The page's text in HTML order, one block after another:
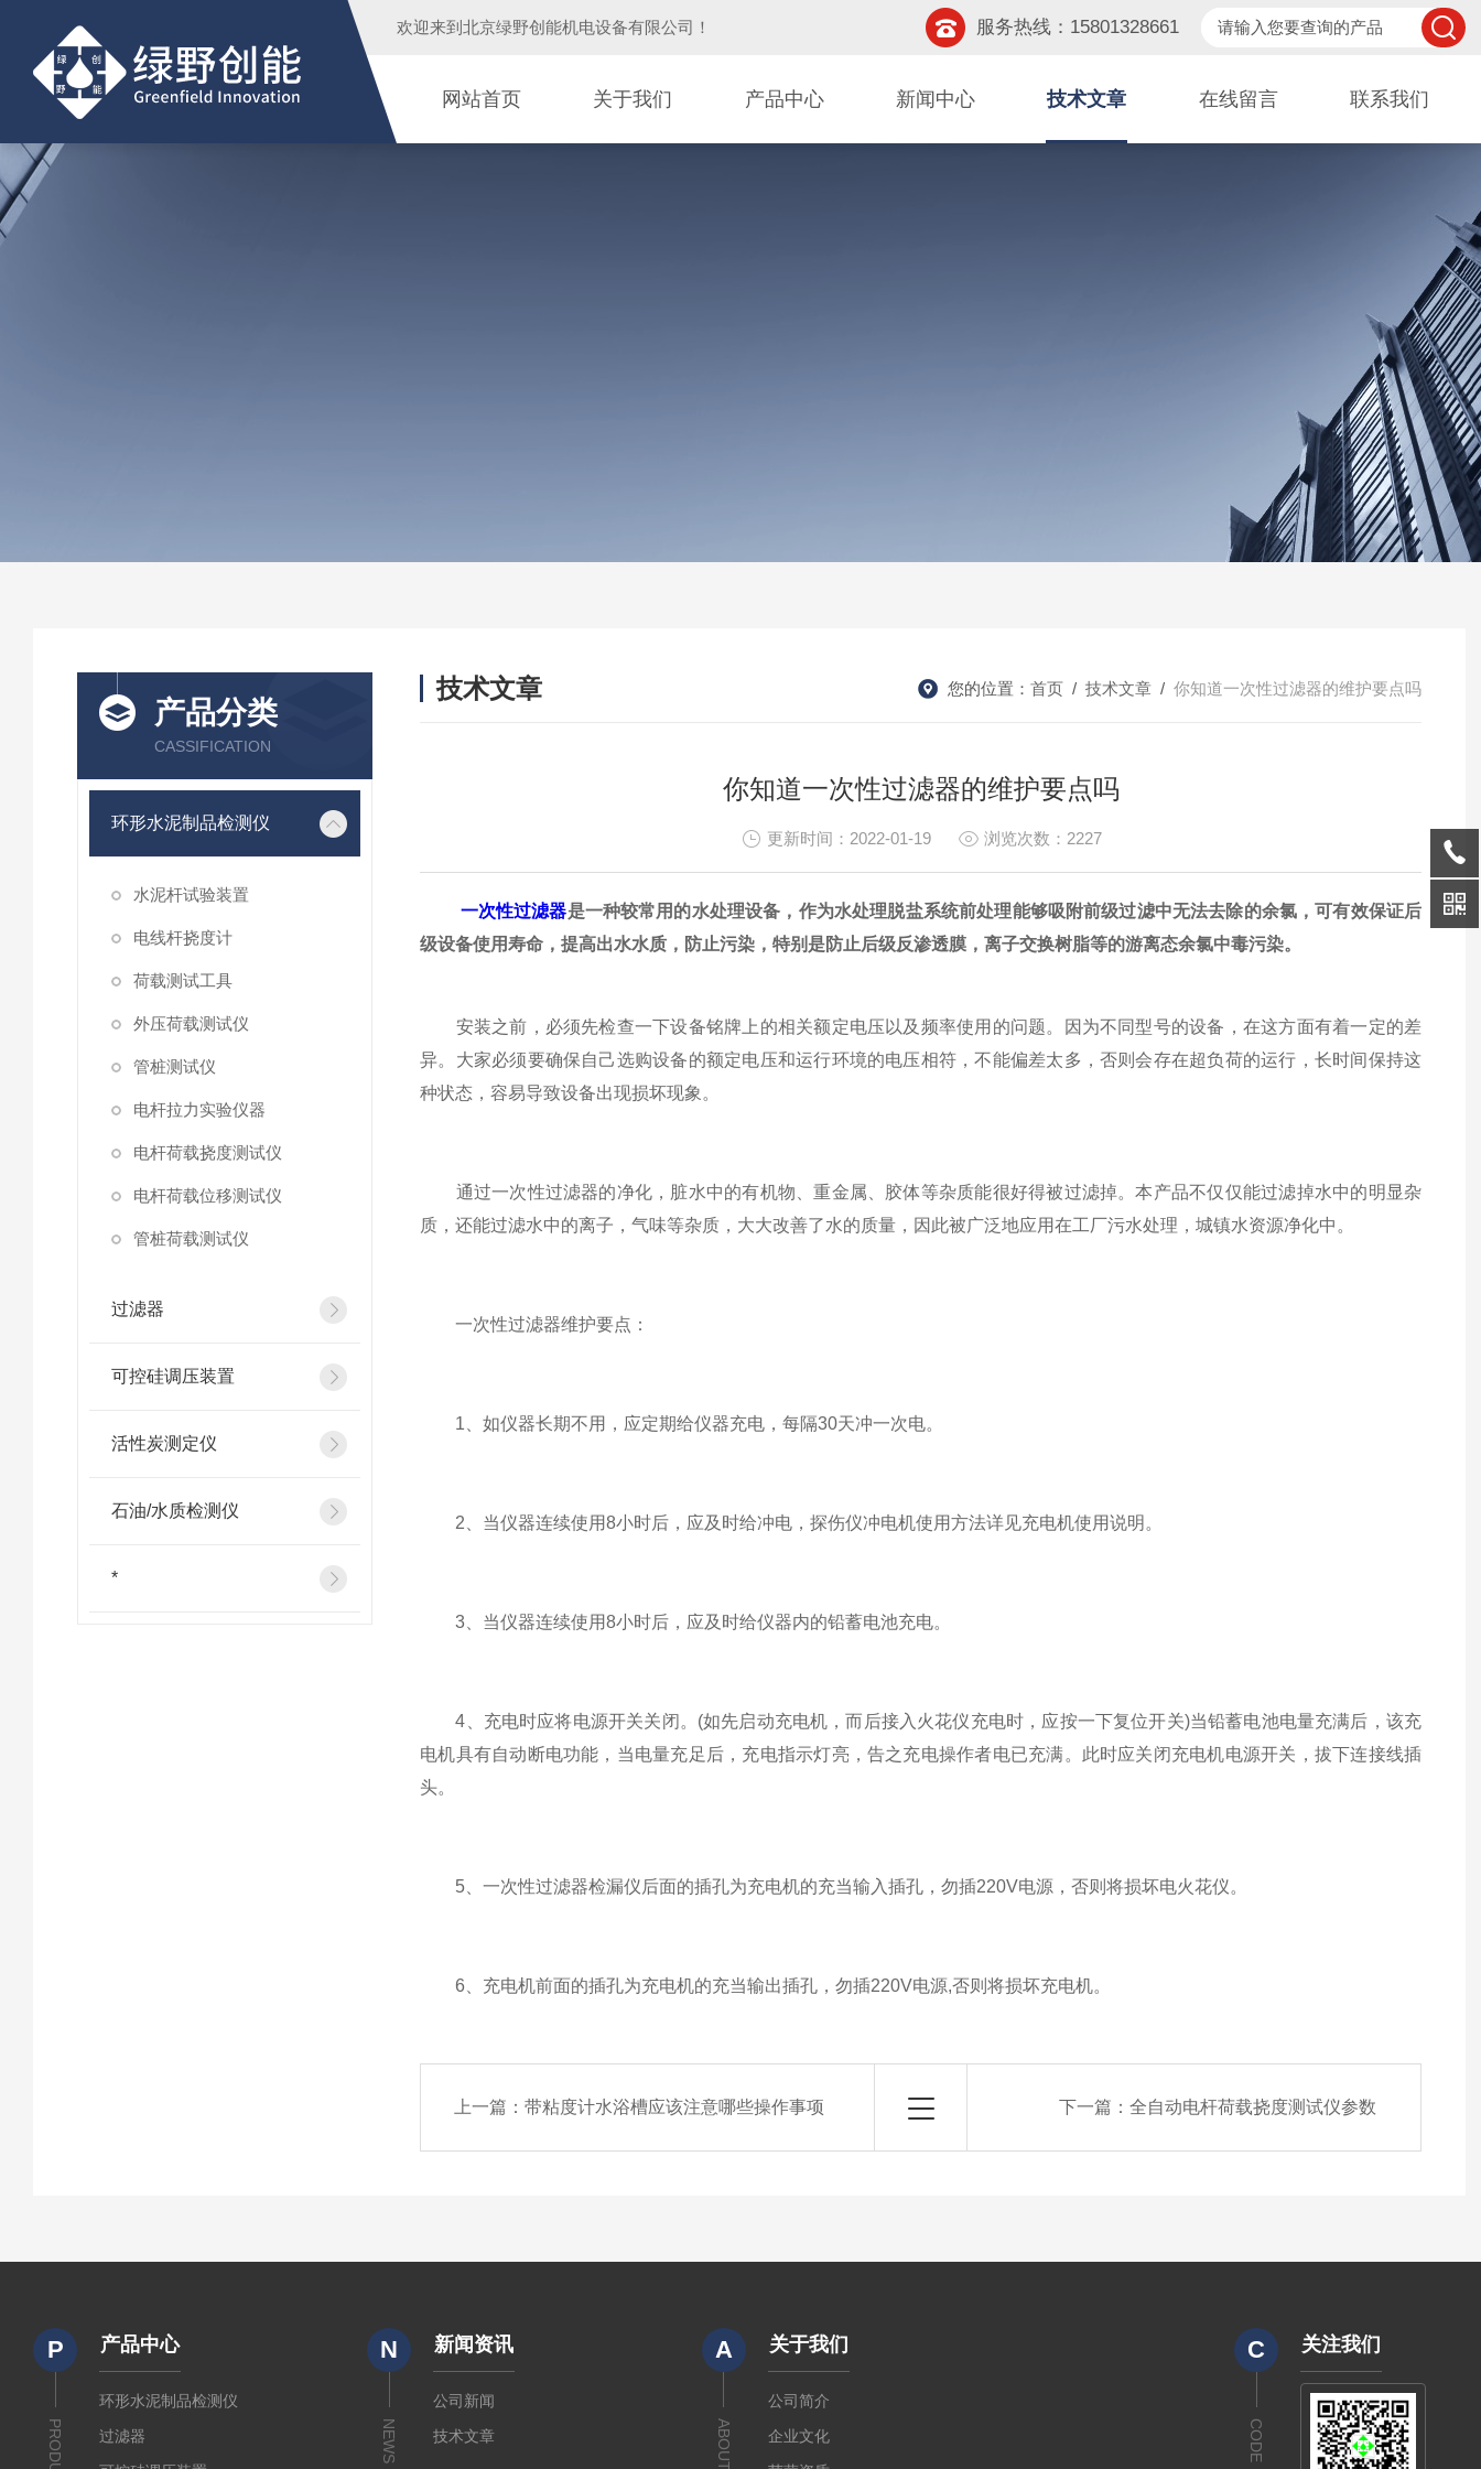
欢迎来到 北京绿野创能机电设备有限公司 ！ 服务热线：15801328661
网站首页 关于我们 产品中心 新闻中心 技术文章 在线留言 联系我们
产品分类
CASSIFICATION
环形水泥制品检测仪
水泥杆试验装置
电线杆挠度计
荷载测试工具
外压荷载测试仪
管桩测试仪
电杆拉力实验仪器
电杆荷载挠度测试仪
电杆荷载位移测试仪
管桩荷载测试仪
过滤器
可控硅调压装置
活性炭测定仪
石油/水质检测仪
*
技术文章 您的位置： 首页 / 技术文章 / 你知道一次性过滤器的维护要点吗
你知道一次性过滤器的维护要点吗
更新时间：2022-01-19 浏览次数：2227
一次性过滤器是一种较常用的水处理设备，作为水处理脱盐系统前处理能够吸附前级过滤中无法去除的余氯，可有效保证后
级设备使用寿命，提高出水水质，防止污染，特别是防止后级反渗透膜，离子交换树脂等的游离态余氯中毒污染。
安装之前，必须先检查一下设备铭牌上的相关额定电压以及频率使用的问题。因为不同型号的设备，在这方面有着一定的差
异。大家必须要确保自己选购设备的额定电压和运行环境的电压相符，不能偏差太多，否则会存在超负荷的运行，长时间保持这
种状态，容易导致设备出现损坏现象。
通过一次性过滤器的净化，脏水中的有机物、重金属、胶体等杂质能很好得被过滤掉。本产品不仅仅能过滤掉水中的明显杂
质，还能过滤水中的离子，气味等杂质，大大改善了水的质量，因此被广泛地应用在工厂污水处理，城镇水资源净化中。
一次性过滤器维护要点：
1、如仪器长期不用，应定期给仪器充电，每隔30天冲一次电。
2、当仪器连续使用8小时后，应及时给冲电，探伤仪冲电机使用方法详见充电机使用说明。
3、当仪器连续使用8小时后，应及时给仪器内的铅蓄电池充电。
4、充电时应将电源开关关闭。(如先启动充电机，而后接入火花仪充电时，应按一下复位开关)当铅蓄电池电量充满后，该充
电机具有自动断电功能，当电量充足后，充电指示灯亮，告之充电操作者电已充满。此时应关闭充电机电源开关，拔下连接线插
头。
5、一次性过滤器检漏仪后面的插孔为充电机的充当输入插孔，勿插220V电源，否则将损坏电火花仪。
6、充电机前面的插孔为充电机的充当输出插孔，勿插220V电源,否则将损坏充电机。
上一篇：带粘度计水浴槽应该注意哪些操作事项 下一篇： 全自动电杆荷载挠度测试仪参数
P 产品中心
环形水泥制品检测仪
过滤器
N
NEWS
新闻资讯
公司新闻
技术文章
A 关于我们
公司简介
企业文化
C
CODE
关注我们